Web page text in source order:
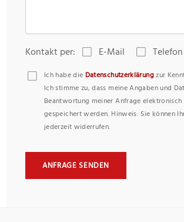
Kontakt per: E-Mail Telefon
Ich habe die Datenschutzerklärungzur
Ich stimme zu, dass meine Angaben und
Beantwortung meiner Anfrage elektronisch
gespeichert werden. Hinweis: Sie können
jederzeit widerrufen.
ANFRAGE SENDEN